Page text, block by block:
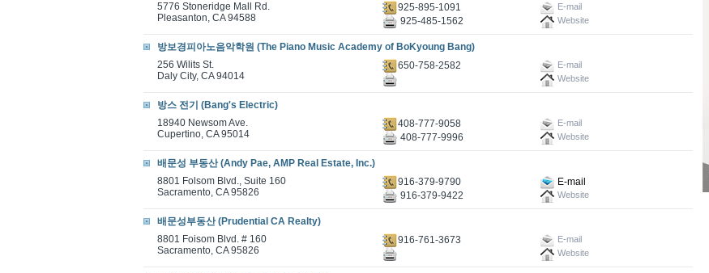
5776 Stoneridge Mall Rd.
Pleasanton, CA 94588
925-895-1091 E-mail
925-485-1562 Website
방보경피아노음악학원 (The Piano Music Academy of BoKyoung Bang)
256 Wilits St.
Daly City, CA 94014
650-758-2582
E-mail
Website
방스 전기 (Bang's Electric)
18940 Newsom Ave.
Cupertino, CA 95014
408-777-9058 E-mail
408-777-9996 Website
배문성 부동산 (Andy Pae, AMP Real Estate, Inc.)
8801 Folsom Blvd., Suite 160
Sacramento, CA 95826
916-379-9790
E-mail
916-379-9422
Website
배문성부동산 (Prudential CA Realty)
8801 Foisom Blvd. # 160
Sacramento, CA 95826
916-761-3673
E-mail
Website